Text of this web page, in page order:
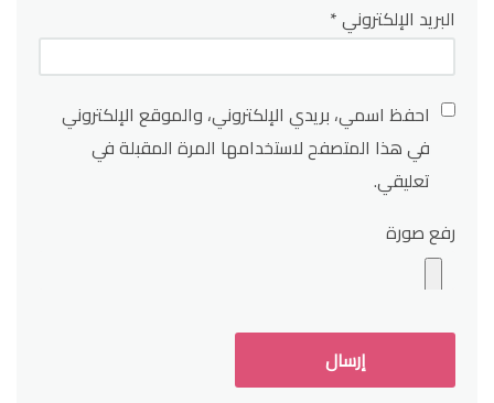
البريد الإلكتروني*
احفظ اسمي، بريدي الإلكتروني، والموقع الإلكتروني
في هذا المتصفح لاستخدامها المرة المقبلة في
تعليقي.
رفع صورة